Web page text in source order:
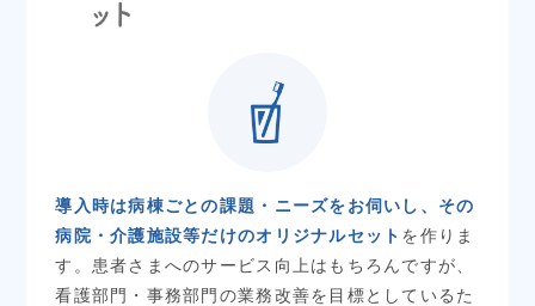
ット
導入時は病棟ごとの課題・ニーズをお伺いし、その
病院・介護施設等だけのオリジナルセット を作りま
す。患者さまへのサービス向上はもちろんですが、
看護部門・事務部門の業務改善を目標としているた